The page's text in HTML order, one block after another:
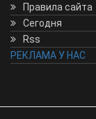
Правила сайта
Сегодня
Rss
РЕКЛАМА У НАС